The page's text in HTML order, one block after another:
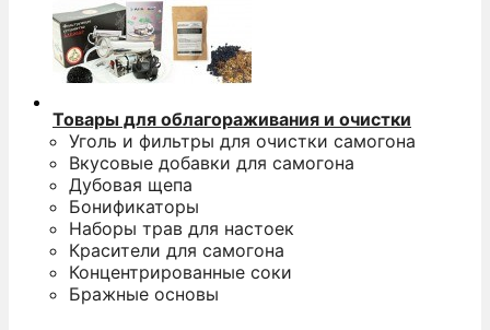
Товары для облагораживания и очистки
Уголь и фильтры для очистки самогона
Вкусовые добавки для самогона
Дубовая щепа
Бонификаторы
Наборы трав для настоек
Красители для самогона
Концентрированные соки
Бражные основы